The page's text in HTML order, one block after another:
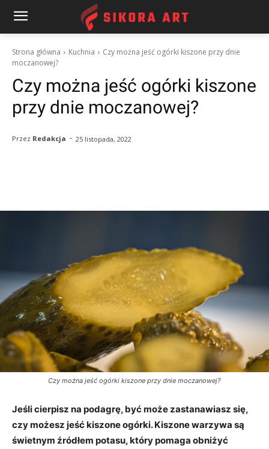
Strona główna Kuchnia
Czy można jeść ogórki kiszone przy dnie
moczanowej?
Czy można jeść ogórki kiszone
przy dnie moczanowej?
Przez Redakcja - 25 listopada, 2022
Czy można jeść ogórki kiszone przy dnie moczanowej?
Jeśli cierpisz na podagrę, być może zastanawiasz się,
czy możesz jeść kiszone ogórki. Kiszone warzywa są
świetnym źródłem potasu, który pomaga obniżyć